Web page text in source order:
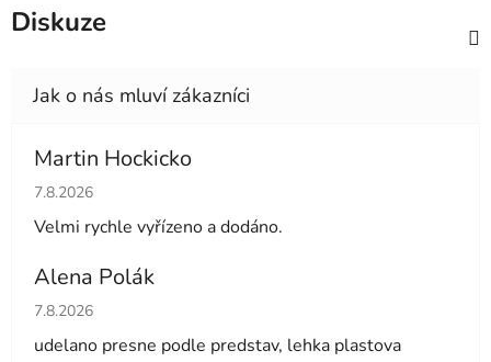
Diskuze
Martin Hockicko
Hodnocení obchodu je 5 z 5 hvězdiček.
7.8.2026
Velmi rychle vyřízeno a dodáno.
Alena Polák
Hodnocení obchodu je 5 z 5 hvězdiček.
7.8.2026
udelano presne podle predstav, lehka plastova